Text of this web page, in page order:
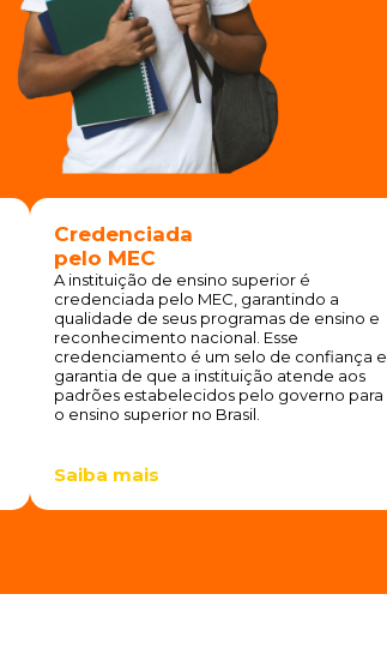
Credenciada
pelo MEC
A instituição de ensino superior é
credenciada pelo MEC, garantindo a
qualidade de seus programas de ensino e
reconhecimento nacional. Esse
credenciamento é um selo de confiança e
garantia de que a instituição atende aos
padrões estabelecidos pelo governo para
o ensino superior no Brasil.
Saiba mais